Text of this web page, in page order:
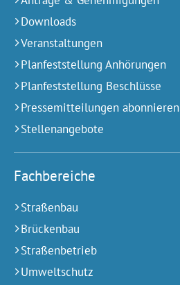
Downloads
Veranstaltungen
Planfeststellung Anhörungen
Planfeststellung Beschlüsse
Pressemitteilungen abonnieren
Stellenangebote
Fachbereiche
Straßenbau
Brückenbau
Straßenbetrieb
Umweltschutz